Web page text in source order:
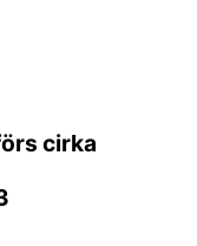
cirka